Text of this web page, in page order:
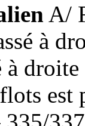
A/
à
est